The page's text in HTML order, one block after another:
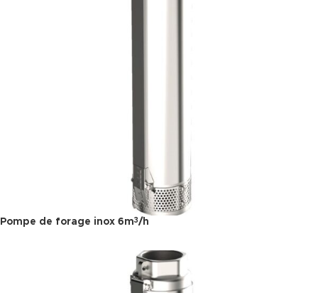
Pompe de forage inox 6m3/h